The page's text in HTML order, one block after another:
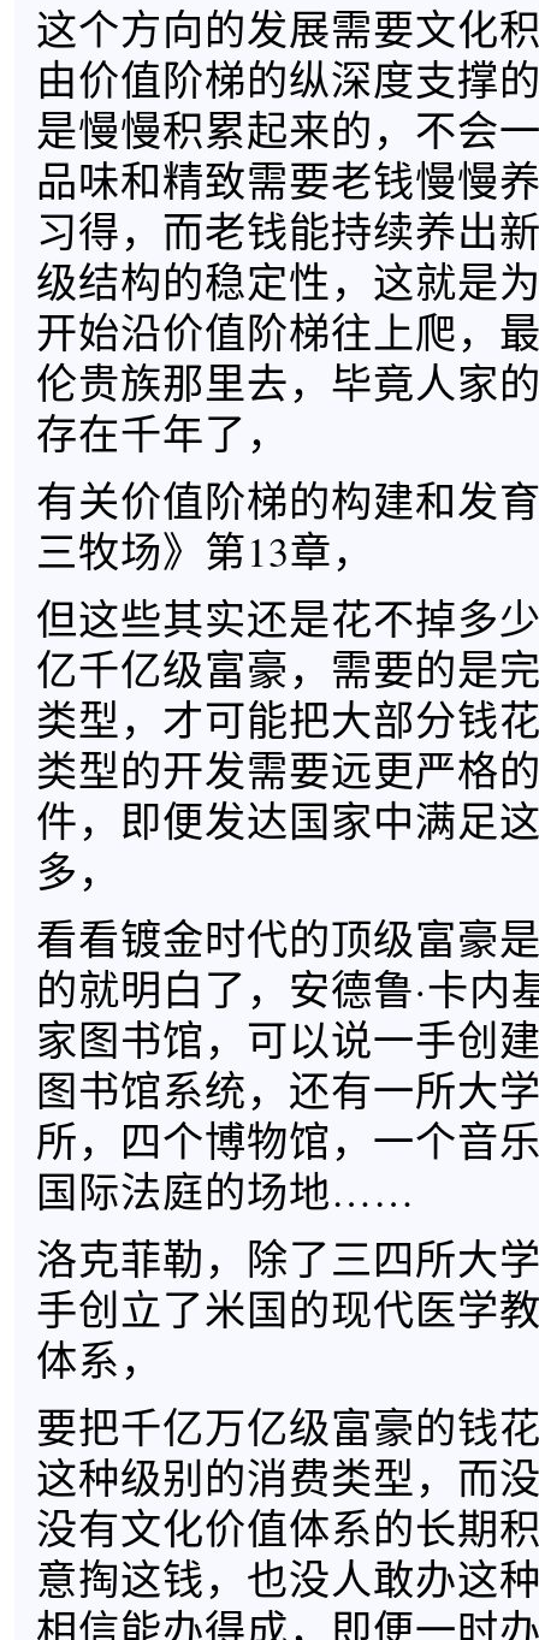
这个方向的发展需要文化
由价值阶梯的纵深度支撑
是慢慢积累起来的，不会
品味和精致需要老钱慢慢
习得，而老钱能持续养出
级结构的稳定性，这就是
开始沿价值阶梯往上爬，
伦贵族那里去，毕竟人家
存在千年了，
有关价值阶梯的构建和发
三牧场》第13章，
但这些其实还是花不掉多
亿千亿级富豪，需要的是
类型，才可能把大部分钱
类型的开发需要远更严格
件，即便发达国家中满足
多，
看看镀金时代的顶级富豪
的就明白了，安德鲁·卡内
家图书馆，可以说一手创
图书馆系统，还有一所大
所，四个博物馆，一个音
国际法庭的场地……
洛克菲勒，除了三四所大
手创立了米国的现代医学
体系，
要把千亿万亿级富豪的钱
这种级别的消费类型，而
没有文化价值体系的长期
意掏这钱，也没人敢办这